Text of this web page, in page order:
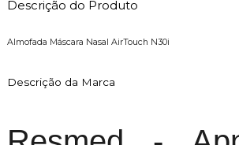
Descrição do Produto
Almofada Máscara Nasal AirTouch N30i
Descrição da Marca